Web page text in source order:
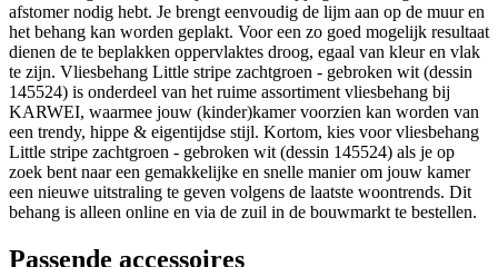
afstomer nodig hebt. Je brengt eenvoudig de lijm aan op de muur en
het behang kan worden geplakt. Voor een zo goed mogelijk resultaat
dienen de te beplakken oppervlaktes droog, egaal van kleur en vlak
te zijn. Vliesbehang Little stripe zachtgroen - gebroken wit (dessin
145524) is onderdeel van het ruime assortiment vliesbehang bij
KARWEI, waarmee jouw (kinder)kamer voorzien kan worden van
een trendy, hippe & eigentijdse stijl. Kortom, kies voor vliesbehang
Little stripe zachtgroen - gebroken wit (dessin 145524) als je op
zoek bent naar een gemakkelijke en snelle manier om jouw kamer
een nieuwe uitstraling te geven volgens de laatste woontrends. Dit
behang is alleen online en via de zuil in de bouwmarkt te bestellen.
Passende accessoires